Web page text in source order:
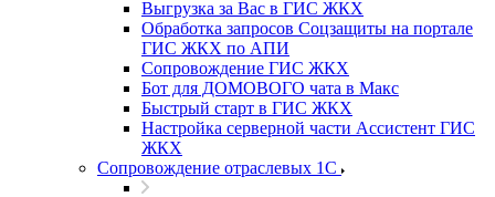
Выгрузка за Вас в ГИС ЖКХ
Обработка запросов Соцзащиты на портале
ГИС ЖКХ по АПИ
Сопровождение ГИС ЖКХ
Бот для ДОМОВОГО чата в Макс
Быстрый старт в ГИС ЖКХ
Настройка серверной части Ассистент ГИС
ЖКХ
Сопровождение отраслевых 1С